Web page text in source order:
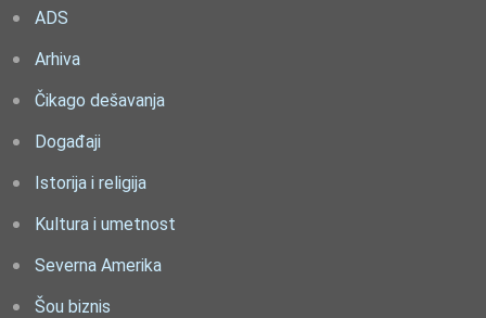
ADS
Arhiva
Čikago dešavanja
Događaji
Istorija i religija
Kultura i umetnost
Severna Amerika
Šou biznis